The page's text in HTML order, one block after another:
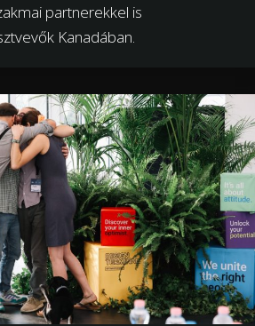
partnerekkel is
Kanadában.